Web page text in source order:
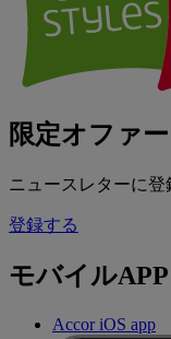
限定オファ
ニュースレターに
登録する
モバイルAPP
Accor iOS app